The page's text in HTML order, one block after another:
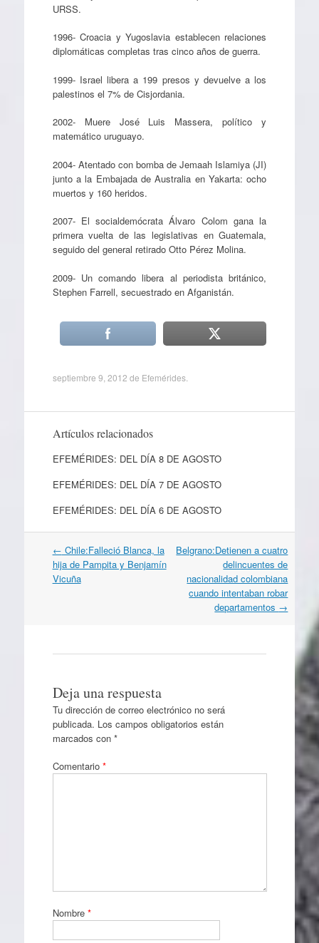
URSS.
1996- Croacia y Yugoslavia establecen relaciones
diplomáticas completas tras cinco años de guerra.
1999- Israel libera a 199 presos y devuelve a los
palestinos el 7% de Cisjordania.
2002- Muere José Luis Massera, político y
matemático uruguayo.
2004- Atentado con bomba de Jemaah Islamiya (JI)
junto a la Embajada de Australia en Yakarta: ocho
muertos y 160 heridos.
2007- El socialdemócrata Álvaro Colom gana la
primera vuelta de las legislativas en Guatemala,
seguido del general retirado Otto Pérez Molina.
2009- Un comando libera al periodista británico,
Stephen Farrell, secuestrado en Afganistán.
septiembre 9, 2012 de Efemérides.
Artículos relacionados
EFEMÉRIDES: DEL DÍA 8 DE AGOSTO
EFEMÉRIDES: DEL DÍA 7 DE AGOSTO
EFEMÉRIDES: DEL DÍA 6 DE AGOSTO
Navegación
por
artículos
← Chile:Falleció Blanca, la
hija de Pampita y Benjamín
Vicuña
Belgrano:Detienen a cuatro
delincuentes de
nacionalidad colombiana
cuando intentaban robar
departamentos →
Deja una respuesta
Tu dirección de correo electrónico no será
publicada. Los campos obligatorios están
marcados con *
Comentario *
Nombre *